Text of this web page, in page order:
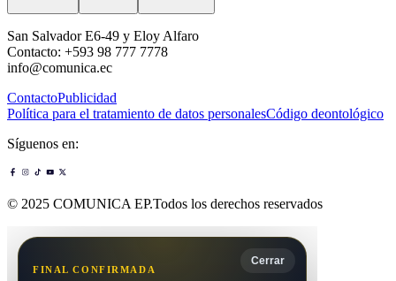
San Salvador E6-49 y Eloy Alfaro
Contacto: +593 98 777 7778
info@comunica.ec
ContactoPublicidad
Política para el tratamiento de datos personalesCódigo deontológico
Síguenos en:
© 2025 COMUNICA EP.Todos los derechos reservados
Cerrar
FINAL CONFIRMADA